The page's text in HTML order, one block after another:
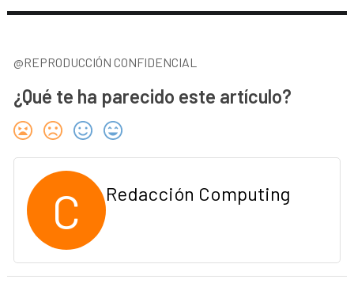
@REPRODUCCIÓN CONFIDENCIAL
¿Qué te ha parecido este artículo?
C Redacción Computing